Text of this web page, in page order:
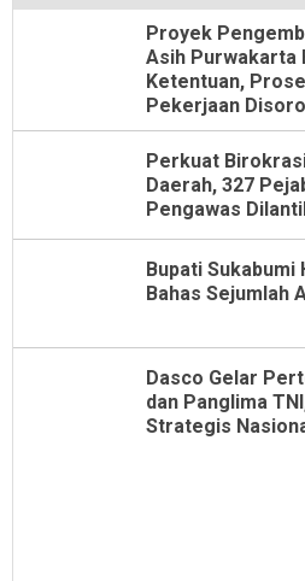
Proyek
Asih Purwakarta
Ketentuan,
Pekerjaan
Perkuat
Daerah, 327
Pengawas
Bupati Sukabumi
Bahas Sejumlah
Dasco Gelar
dan Panglima
Strategis